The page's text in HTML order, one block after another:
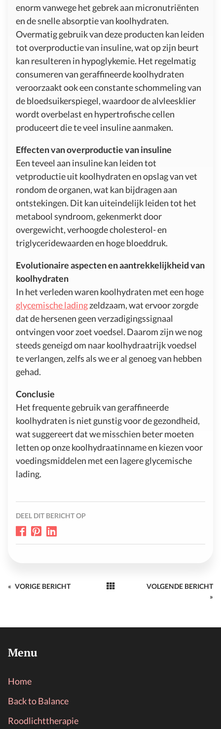
enorm vanwege het gebrek aan micronutriënten
en de snelle absorptie van koolhydraten.
Overmatig gebruik van deze producten kan leiden
tot overproductie van insuline, wat op zijn beurt
kan resulteren in hypoglykemie. Het regelmatig
consumeren van geraffineerde koolhydraten
veroorzaakt ook een constante schommeling van
de bloedsuikerspiegel, waardoor de alvleesklier
wordt overbelast en hypertrofische cellen
produceert die te veel insuline aanmaken.
Effecten van overproductie van insuline
Een teveel aan insuline kan leiden tot
vetproductie uit koolhydraten en opslag van vet
rondom de organen, wat kan bijdragen aan
ontstekingen. Dit kan uiteindelijk leiden tot het
metabool syndroom, gekenmerkt door
overgewicht, verhoogde cholesterol- en
triglyceridewaarden en hoge bloeddruk.
Evolutionaire aspecten en aantrekkelijkheid van
koolhydraten
In het verleden waren koolhydraten met een hoge
glycemische ladingzeldzaam, wat ervoor zorgde
dat de hersenen geen verzadigingssignaal
ontvingen voor zoet voedsel. Daarom zijn we nog
steeds geneigd om naar koolhydraatrijk voedsel
te verlangen, zelfs als we er al genoeg van hebben
gehad.
Conclusie
Het frequente gebruik van geraffineerde
koolhydraten is niet gunstig voor de gezondheid,
wat suggereert dat we misschien beter moeten
letten op onze koolhydraatinname en kiezen voor
voedingsmiddelen met een lagere glycemische
lading.
DEEL DIT BERICHT OP
« VORIGE BERICHT
VOLGENDE BERICHT
»
Menu
Home
Back to Balance
Roodlichttherapie